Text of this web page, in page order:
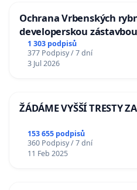
Ochrana Vrbenských
developerskou zástavbou
1 303 podpisů
377 Podpisy / 7 dní
3 Jul 2026
ŽÁDÁME VYŠŠÍ TRESTY
153 655 podpisů
360 Podpisy / 7 dní
11 Feb 2025